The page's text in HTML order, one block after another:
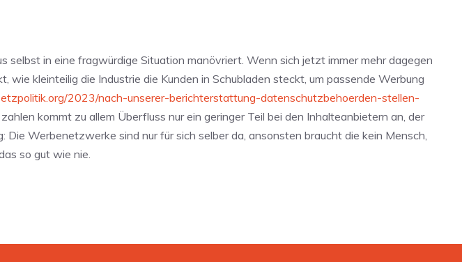
in eine fragwürdige Situation manövriert. Wenn sich jetzt immer mehr dagegen
kleinteilig die Industrie die Kunden in Schubladen steckt, um passende Werbung
2023/nach-unserer-berichterstattung-datenschutzbehoerden-stellen-
kommt zu allem Überfluss nur ein geringer Teil bei den Inhalteanbietern an, der
Werbenetzwerke sind nur für sich selber da, ansonsten braucht die kein Mensch,
so gut wie nie.